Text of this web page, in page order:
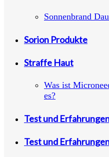
Sonnenbrand
Sorion Produkte
Straffe Haut
Was ist
es?
Test und
Test und